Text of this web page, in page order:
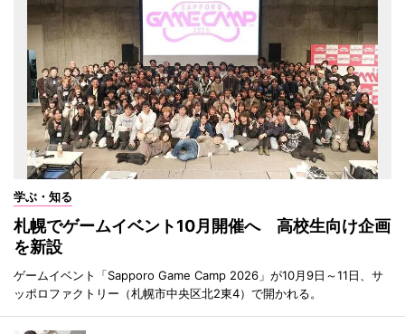
学ぶ・知る
札幌でゲームイベント10月開催へ 高校生向け企画
を新設
ゲームイベント「Sapporo Game Camp 2026」が10月9日～11日、サ
ッポロファクトリー（札幌市中央区北2東4）で開かれる。